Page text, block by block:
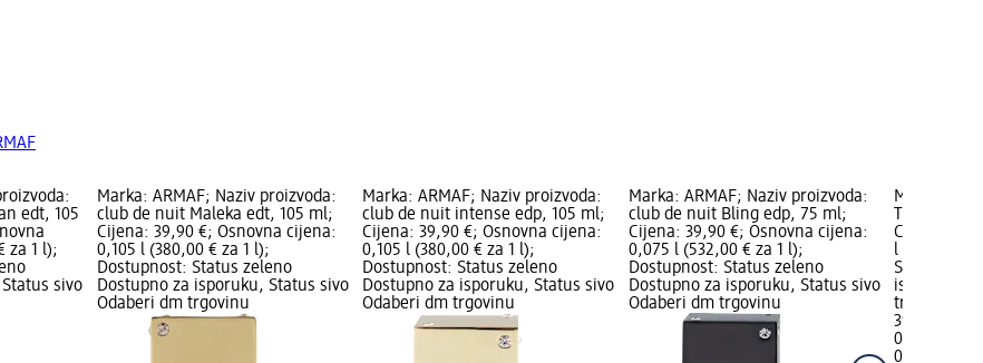
edt, 105
za 1 l);
sivo
Marka: ARMAF; Naziv proizvoda:
club de nuit Maleka edt, 105 ml;
Cijena: 39,90 €; Osnovna cijena:
0,105 l (380,00 € za 1 l);
Dostupnost: Status zeleno
Dostupno za isporuku, Status sivo
Odaberi dm trgovinu
Marka: ARMAF; Naziv proizvoda:
club de nuit intense edp, 105 ml;
Cijena: 39,90 €; Osnovna cijena:
0,105 l (380,00 € za 1 l);
Dostupnost: Status zeleno
Dostupno za isporuku, Status sivo
Odaberi dm trgovinu
Marka: ARMAF; Naziv proizvoda:
club de nuit Bling edp, 75 ml;
Cijena: 39,90 €; Osnovna cijena:
0,075 l (532,00 € za 1 l);
Dostupnost: Status zeleno
Dostupno za isporuku, Status sivo
Odaberi dm trgovinu
Marka:
Cijena:
l (399,00 €
Status
isporuku,
trgovinu
39,90 €
0,1 l